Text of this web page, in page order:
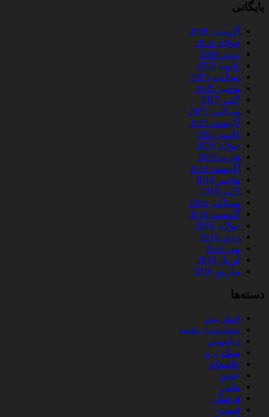
بایگانی
آگوست 2026
جولای 2026
ژوئن 2026
ژانویه 2026
دسامبر 2025
نوامبر 2025
اکتبر 2025
سپتامبر 2025
آگوست 2025
ژانویه 2021
جولای 2020
فوریه 2020
آگوست 2019
نوامبر 2016
اکتبر 2016
سپتامبر 2016
آگوست 2016
جولای 2016
ژوئن 2016
می 2016
آوریل 2016
مارس 2016
دسته‌ها
اخبار برتر
دسته‌بندی نشده
زناشویی
سبک برتر
عاشقانه
عشق
علمی
فرهنگ
قیمت